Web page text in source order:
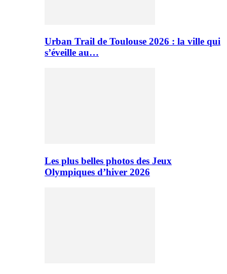
Urban Trail de Toulouse 2026 : la ville qui
s’éveille au…
Les plus belles photos des Jeux
Olympiques d’hiver 2026